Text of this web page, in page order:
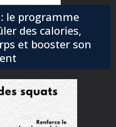
le programme
des calories,
et booster son